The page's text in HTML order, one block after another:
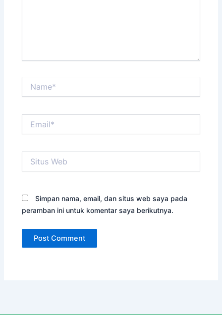
Web
Simpan nama, email, dan situs web saya pada
peramban ini untuk komentar saya berikutnya.